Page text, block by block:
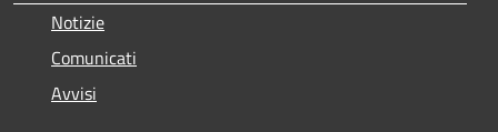
Notizie
Comunicati
Avvisi